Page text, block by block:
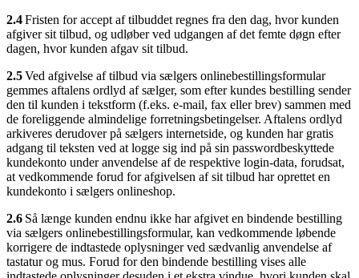
2.4Fristen for accept af tilbuddet regnes fra den dag, hvor kunden
afgiver sit tilbud, og udløber ved udgangen af det femte døgn efter
dagen, hvor kunden afgav sit tilbud.
2.5Ved afgivelse af tilbud via sælgers onlinebestillingsformular
gemmes aftalens ordlyd af sælger, som efter kundes bestilling sender
den til kunden i tekstform (f.eks. e-mail, fax eller brev) sammen med
de foreliggende almindelige forretningsbetingelser. Aftalens ordlyd
arkiveres derudover på sælgers internetside, og kunden har gratis
adgang til teksten ved at logge sig ind på sin passwordbeskyttede
kundekonto under anvendelse af de respektive login-data, forudsat,
at vedkommende forud for afgivelsen af sit tilbud har oprettet en
kundekonto i sælgers onlineshop.
2.6 Så længe kunden endnu ikke har afgivet en bindende bestilling
via sælgers onlinebestillingsformular, kan vedkommende løbende
korrigere de indtastede oplysninger ved sædvanlig anvendelse af
tastatur og mus. Forud for den bindende bestilling vises alle